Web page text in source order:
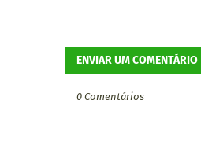
ENVIAR UM COMENTÁRIO
0 Comentários